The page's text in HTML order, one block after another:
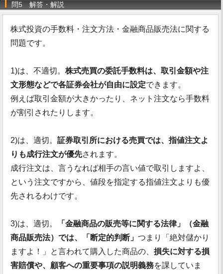
問5 解答・解説
株式投資の手数料・注文方法・金融商品販売法に関する
問題です。
1)は、不適切。 株式売買の委託手数料は、取引金額や注
文形態などで各証券会社が自由に設定できます。
例えば取引金額が大きかったり、ネット注文なら手数料
が割引されたりします。
2)は、適切。 証券取引所における売買では、指値注文よ
りも成行注文が優先されます。
成行注文は、言うなれば相手の言い値で取引しますよ、
という注文ですから、値段を指定する指値注文よりも優
先されるわけです。
3)は、適切。
「金融商品の販売等に関する法律」（金融
商品販売法）では、「断定的判断」 つまり「絶対儲かり
ますよ！」と言われて購入した商品の、 損失に対する損
害賠償や、顧客への重要事項の説明義務を課していま